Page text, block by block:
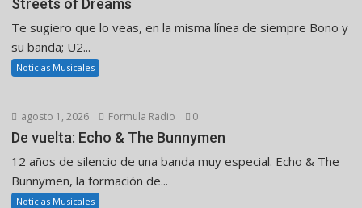
Streets of Dreams
Te sugiero que lo veas, en la misma línea de siempre Bono y
su banda; U2...
Noticias Musicales
agosto 1, 2026 Formula Radio 0
De vuelta: Echo & The Bunnymen
12 años de silencio de una banda muy especial. Echo & The
Bunnymen, la formación de...
Noticias Musicales